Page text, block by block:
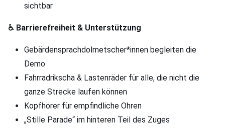
sichtbar
♿ Barrierefreiheit & Unterstützung
Gebärdensprachdolmetscher*innen begleiten die
Demo
Fahrradrikscha & Lastenräder für alle, die nicht die
ganze Strecke laufen können
Kopfhörer für empfindliche Ohren
„Stille Parade“ im hinteren Teil des Zuges